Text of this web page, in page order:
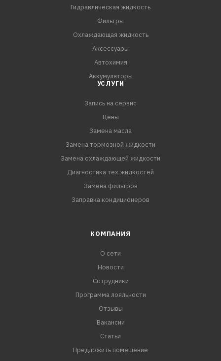
Гидравлическая жидкость
Фильтры
Охлаждающая жидкость
Аксессуары
Автохимия
Аккумуляторы
УСЛУГИ
Запись на сервис
Цены
Замена масла
Замена тормозной жидкости
Замена охлаждающей жидкости
Диагностика тех.жидкостей
Замена фильтров
Заправка кондиционеров
КОМПАНИЯ
О сети
Новости
Сотрудники
Программа лояльности
Отзывы
Вакансии
Статьи
Предложить помещение